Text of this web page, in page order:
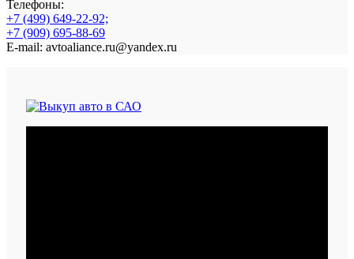
Телефоны:
+7 (499) 649-22-92;
+7 (909) 695-88-69
E-mail: avtoaliance.ru@yandex.ru